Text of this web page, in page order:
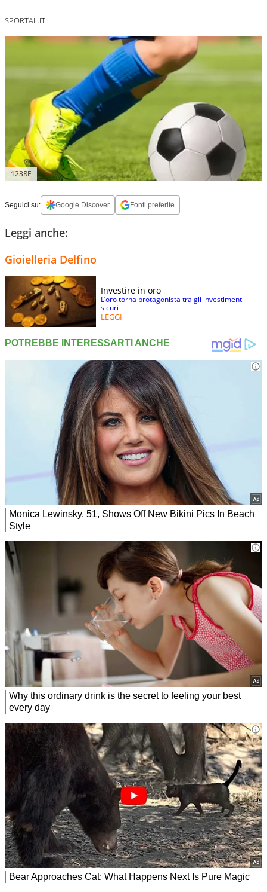
SPORTAL.IT
123RF
Seguici su: Google Discover Fonti preferite
Leggi anche:
Gioielleria Delfino
Investire in oro
L’oro torna protagonista tra gli investimenti
sicuri
LEGGI